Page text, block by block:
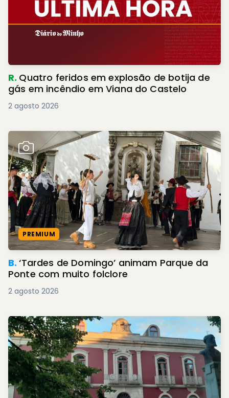
R. Quatro feridos em explosão de botija de
gás em incêndio em Viana do Castelo
2 agosto 2026
PREMIUM
B.‘Tardes de Domingo’ animam Parque da
Ponte com muito folclore
2 agosto 2026